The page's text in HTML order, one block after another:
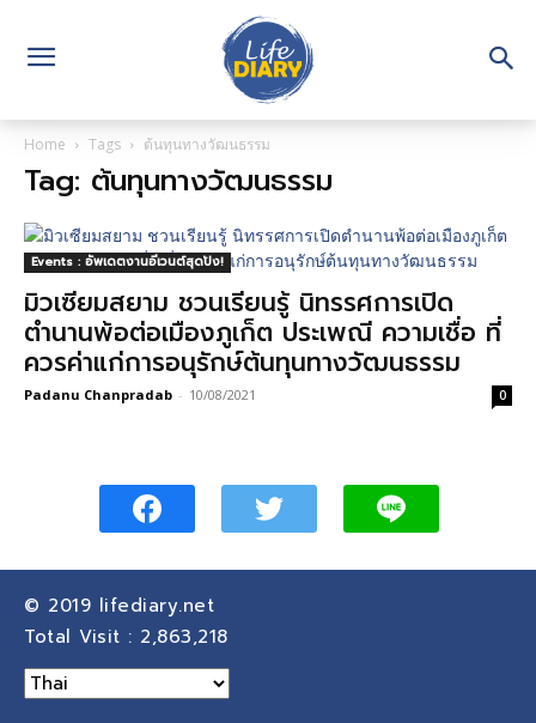
Home Tags ต้นทุนทางวัฒนธรรม
Tag: ต้นทุนทางวัฒนธรรม
Events : อัพเดตงานอีเวนต์สุดปัง!
มิวเซียมสยาม ชวนเรียนรู้ นิทรรศการเปิด
ตำนานพ้อต่อเมืองภูเก็ต ประเพณี ความเชื่อ ที่
ควรค่าแก่การอนุรักษ์ต้นทุนทางวัฒนธรรม
Padanu Chanpradab - 10/08/2021 0
© 2019 lifediary.net
Total Visit : 2,863,218